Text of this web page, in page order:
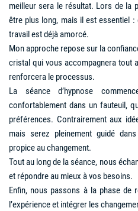
meilleur sera le résultat. Lors de la
être plus long, mais il est essentiel
travail est déjà amorcé.
Mon approche repose sur la
cristal qui vous accompagnera tout
renforcera le processus.
La séance d’hypnose
confortablement dans un fauteuil,
préférences. Contrairement aux
mais serez pleinement guidé
propice au changement.
Tout au long de la séance, nous
et répondre au mieux à vos besoins.
Enfin, nous passons à la phase de
l’expérience et intégrer les